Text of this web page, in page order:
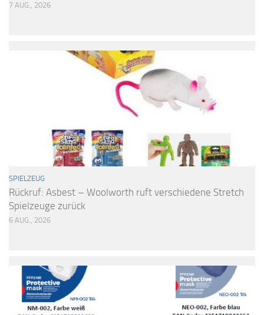
7 AUG., 2026
SPIELZEUG
Rückruf: Asbest – Woolworth ruft verschiedene Stretch
Spielzeuge zurück
6 AUG., 2026